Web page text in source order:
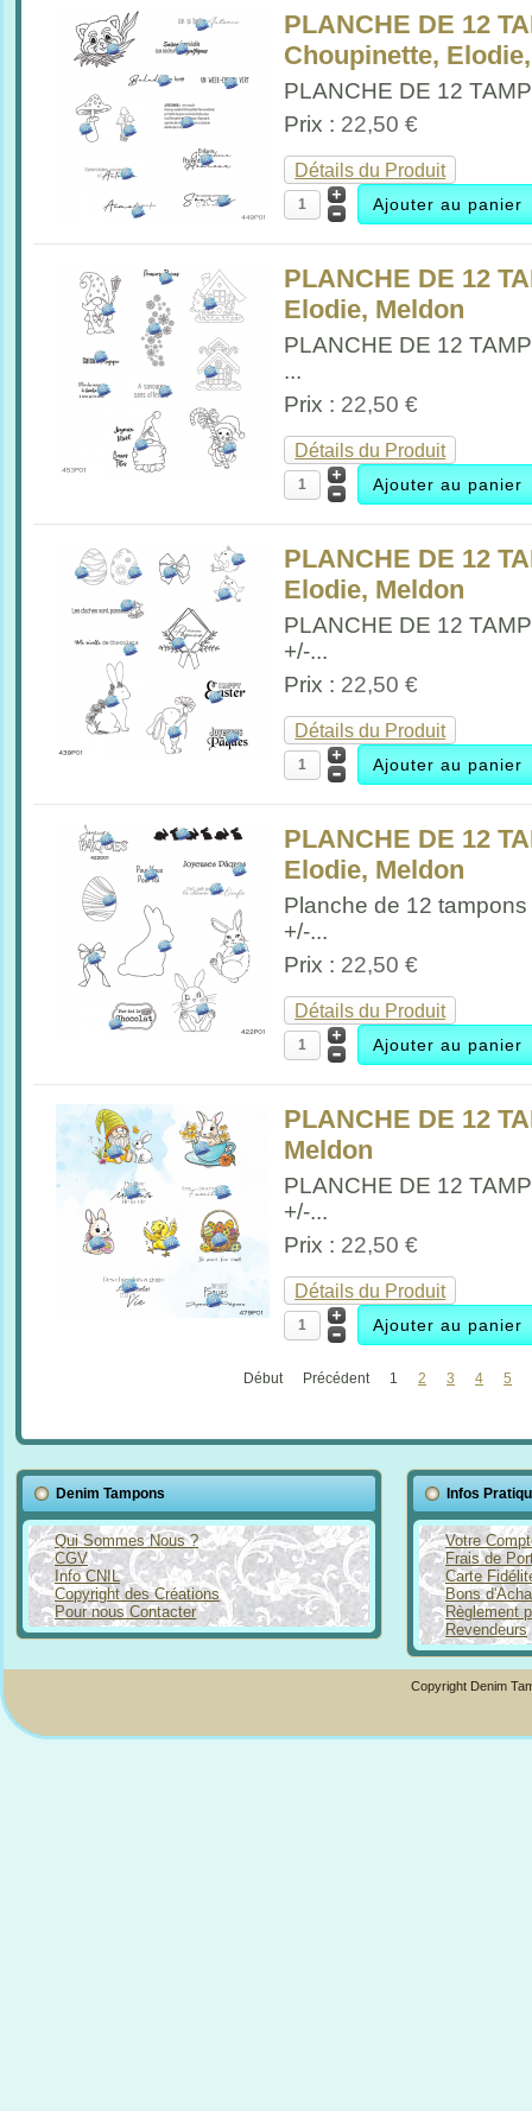
PLANCHE DE 12
Choupinette,
PLANCHE DE 12
Prix : 22,50 €
Détails du Produit
PLANCHE DE 12
Elodie, Meldon
PLANCHE DE 12
...
Prix : 22,50 €
Détails du Produit
PLANCHE DE 12
Elodie, Meldon
PLANCHE DE 12
+/-...
Prix : 22,50 €
Détails du Produit
PLANCHE DE 12
Elodie, Meldon
Planche de 12
+/-...
Prix : 22,50 €
Détails du Produit
PLANCHE DE 12
Meldon
PLANCHE DE 12
+/-...
Prix : 22,50 €
Détails du Produit
Début Précédent 1 2 3 4 5
Denim Tampons
Qui Sommes Nous ?
CGV
Info CNIL
Copyright des Créations
Pour nous Contacter
Infos
Votre
Frais de
Carte
Bons
Règlement
Revendeurs
Copyright Denim